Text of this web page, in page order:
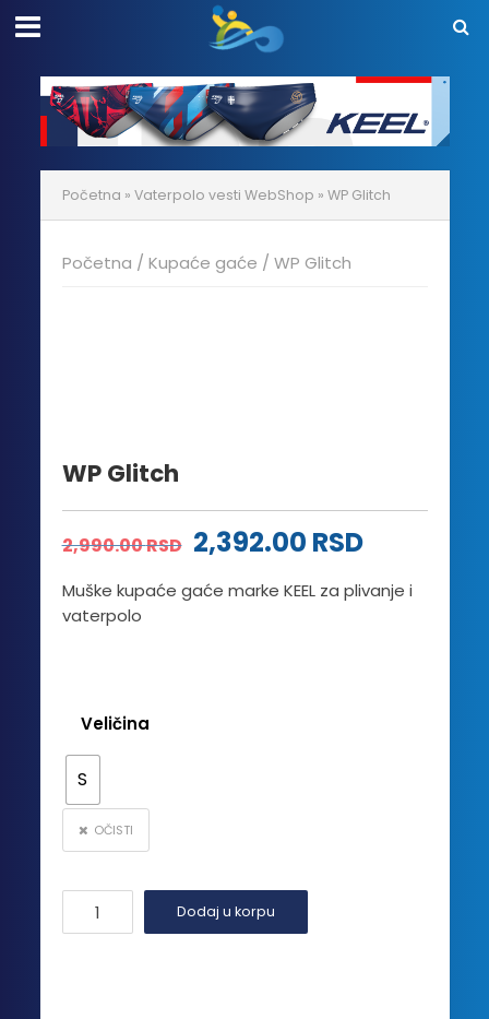
Početna » Vaterpolo vesti WebShop » WP Glitch
Početna / Kupaće gaće / WP Glitch
WP Glitch
2,990.00RSD Originalna
cena
2,392.00 RSDTrenutna
cena
Muške kupaće gaće marke KEEL za plivanje i
vaterpolo
Veličina
S
OČISTI
Dodaj u korpu